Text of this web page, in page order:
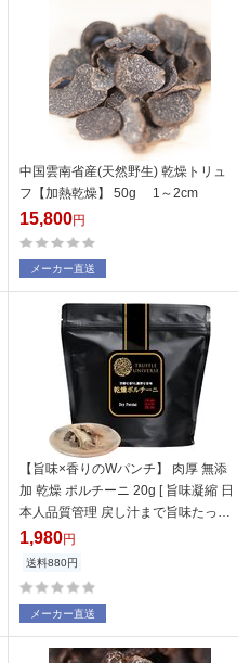
中国雲南省産(天然野生) 乾燥トリュ
フ【加熱乾燥】 50g 1～2cm
15,800円
メーカー直送
【旨味×香りのWパンチ】 肉厚 無添
加 乾燥 ポルチーニ 20g [ 旨味凝縮 日
本人品質管理 戻し汁まで旨味たっぷ
り ] 天然 世界三大 きのこ 乾燥野菜 パ
スタ リゾット オムレツ グラタン ス
1,980円
送料880円
メーカー直送